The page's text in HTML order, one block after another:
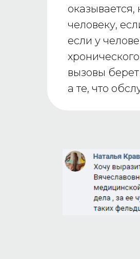
человеку,
если у
вызовы
а те, что